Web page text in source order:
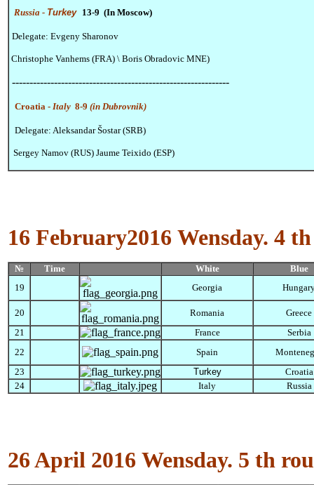
Russia - Turkey 13-9 (In Moscow)
Delegate: Evgeny Sharonov
Christophe Vanhems (FRA) \ Boris Obradovic MNE)
--------------------------------------------------------------
Croatia - Italy 8-9 (in Dubrovnik)
Delegate: Aleksandar Šostar (SRB)
Sergey Namov (RUS) Jaume Teixido (ESP)
16 February2016 Wensday. 4
№ Time White
Blue
19
Georgia
20 Romania
Greece
21
France
Serbia
22
Spain
23
Turkey
Croatia
24
Italy Russia
26 April 2016 Wensday. 5 th